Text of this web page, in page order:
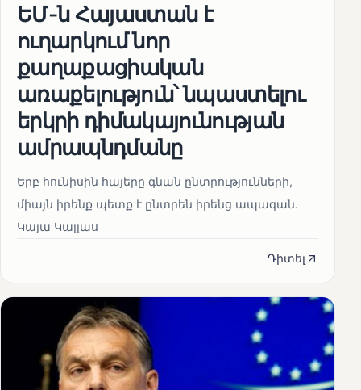
ԵՄ-ն Հայաստան է
ուղարկում նոր
քաղաքացիական
առաքելություն՝ նպաստելու
երկրի դիմակայունության
ամրապնդմանը
Երբ հունիսին հայերը գնան ընտրությունների,
միայն իրենք պետք է ընտրեն իրենց ապագան.
Կայա Կալլաս
Դիտել